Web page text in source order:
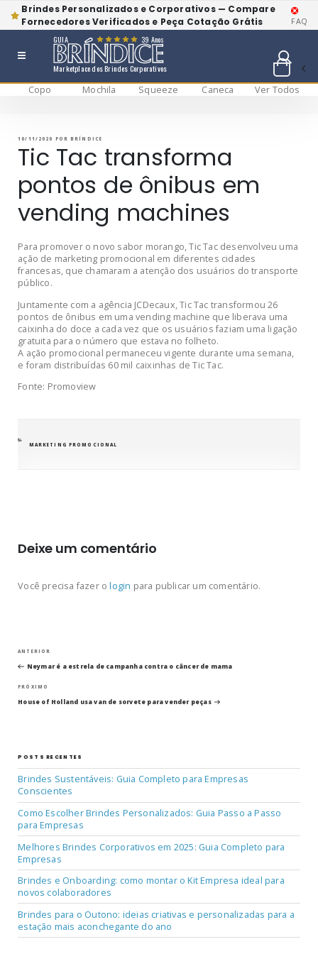
Brindes Personalizados e Corporativos — Compare
Fornecedores Verificados e Peça Cotação Grátis
FAQ
Marketplace dos Brindes Corporativos
GUIA 39 Anos
Copo Mochila Squeeze Caneca
Ver Todos
conteúdo
PUBLICADO
10/11/2020 PORBRÍNDICE
Tic Tac transforma
pontos de ônibus em
vending machines
Para promover o novo sabor morango, Tic Tac desenvolveu uma
ação de marketing promocional em diferentes cidades
francesas, que chamaram a atenção dos usuários do transporte
público.
Juntamente com a agência JCDecaux, Tic Tac transformou 26
pontos de ônibus em uma vending machine que liberava uma
caixinha do doce a cada vez que os usuários faziam uma ligação
gratuita para o número que estava no folheto.
A ação promocional permaneceu vigente durante uma semana,
e foram distribuídas 60 mil caixinhas de Tic Tac.
Fonte: Promoview
CATEGORIAS
MARKETING PROMOCIONAL
Deixe um comentário
Você precisa fazer ologin para publicar um comentário.
Navegação
de
Post
Post
anterior
ANTERIOR
Neymar é a estrela de campanha contra o câncer de mama
Próximo
post
PRÓXIMO
House of Holland usa van de sorvete para vender peças
POSTS RECENTES
Brindes Sustentáveis: Guia Completo para Empresas
Conscientes
Como Escolher Brindes Personalizados: Guia Passo a Passo
para Empresas
Melhores Brindes Corporativos em 2025: Guia Completo para
Empresas
Brindes e Onboarding: como montar o Kit Empresa ideal para
novos colaboradores
Brindes para o Outono: ideias criativas e personalizadas para a
estação mais aconchegante do ano